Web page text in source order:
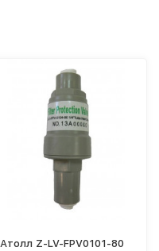
Атолл Z-LV-FPV0101-80